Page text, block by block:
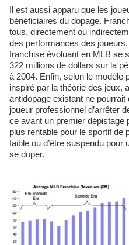
Il est aussi apparu que les
bénéficiaires du dopage.
tous, directement ou
des performances des
franchise évoluant en MLB se
322 millions de dollars sur la
à 2004. Enfin, selon le modèle
inspiré par la théorie des jeux,
antidopage existant ne
joueur professionnel d’arrêter
ce avant un premier dépistage
plus rentable pour le sportif de
faible ou d’être suspendu pour
se doper.